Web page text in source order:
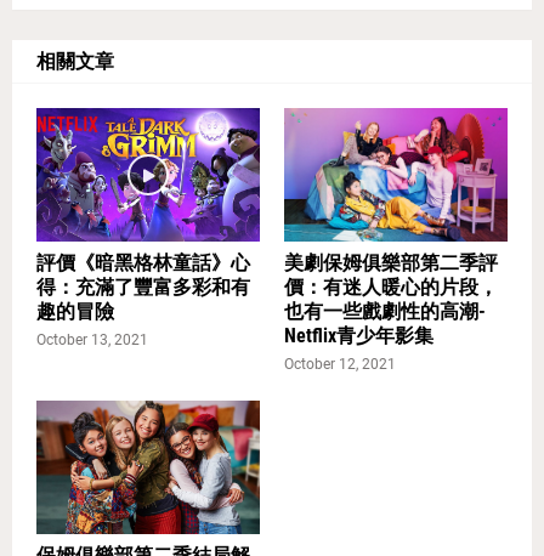
相關文章
評價《暗黑格林童話》心
得：充滿了豐富多彩和有
趣的冒險
October 13, 2021
美劇保姆俱樂部第二季評
價：有迷人暖心的片段，
也有一些戲劇性的高潮-
Netflix青少年影集
October 12, 2021